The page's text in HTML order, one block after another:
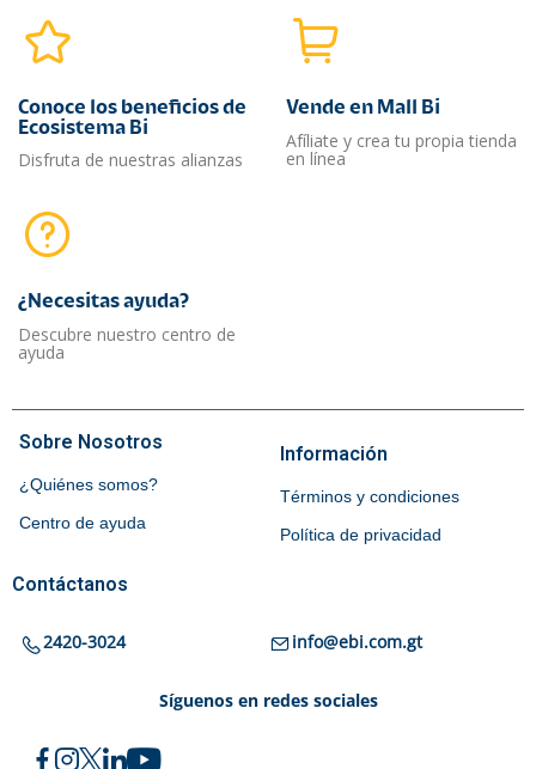
Conoce los beneficios de
Ecosistema Bi
Disfruta de nuestras alianzas
Vende en Mall Bi
Afíliate y crea tu propia tienda
en línea
¿Necesitas ayuda?​
Descubre nuestro centro de
ayuda
Sobre Nosotros
¿Quiénes somos?
Centro de ayuda
Información
Términos y condiciones
Política de privacidad
Contáctanos
2420-3024 info@ebi.com.gt
Síguenos en redes sociales